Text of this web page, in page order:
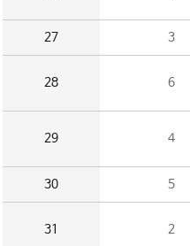
27 3
28 6
29 4
30 5
31 2